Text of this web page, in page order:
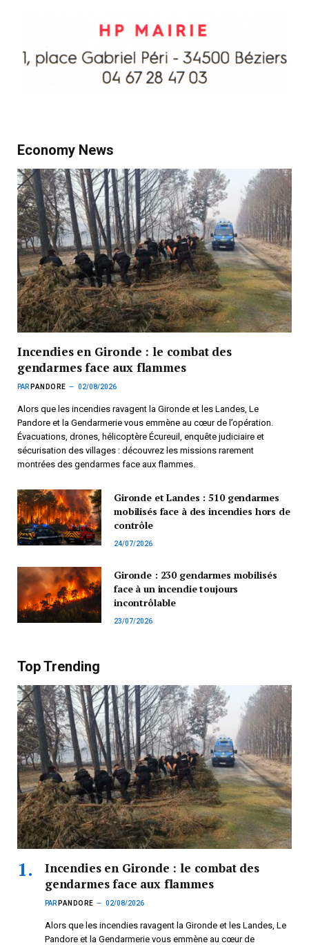
Economy News
Incendies en Gironde : le combat des
gendarmes face aux flammes
PAR PANDORE 02/08/2026
Alors que les incendies ravagent la Gironde et les Landes, Le
Pandore et la Gendarmerie vous emmène au cœur de l’opération.
Évacuations, drones, hélicoptère Écureuil, enquête judiciaire et
sécurisation des villages : découvrez les missions rarement
montrées des gendarmes face aux flammes.
Gironde et Landes : 510 gendarmes
mobilisés face à des incendies hors de
contrôle
24/07/2026
Gironde : 230 gendarmes mobilisés
face à un incendie toujours
incontrôlable
23/07/2026
Top Trending
Incendies en Gironde : le combat des
gendarmes face aux flammes
PAR PANDORE 02/08/2026
Alors que les incendies ravagent la Gironde et les Landes, Le
Pandore et la Gendarmerie vous emmène au cœur de